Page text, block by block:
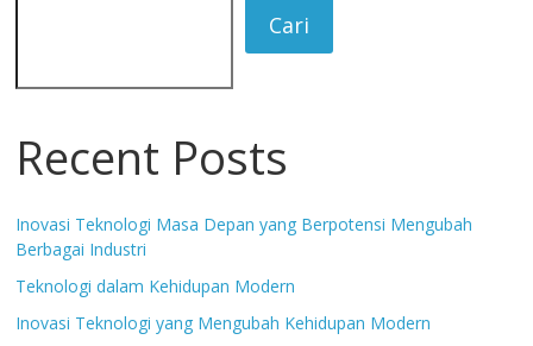
Cari
Recent Posts
Inovasi Teknologi Masa Depan yang Berpotensi Mengubah
Berbagai Industri
Teknologi dalam Kehidupan Modern
Inovasi Teknologi yang Mengubah Kehidupan Modern